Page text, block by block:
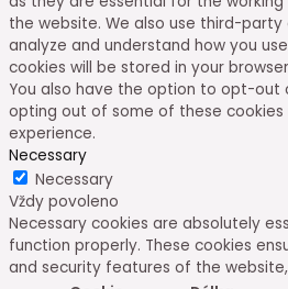
the website. We also use third-party
analyze and understand how you
cookies will be stored in your
You also have the option to opt-out
opting out of some of these
experience.
Necessary
Necessary
Vždy povoleno
Necessary cookies are absolutely
function properly. These cookies
and security features of the